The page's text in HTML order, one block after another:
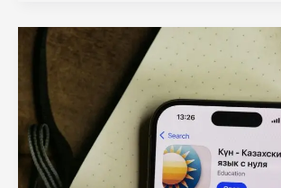
Definitivo
Aplicativos
para
Controlar
Gastos
e